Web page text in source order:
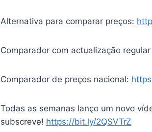
Alternativa para comparar preços:
Comparador com actualização
Comparador de preços nacional:
Todas as semanas lanço um novo
subscreve! https://bit.ly/2QSVTrZ